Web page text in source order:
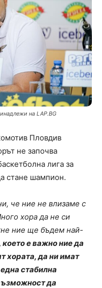
на LAP.BG
Пловдив
не започва
лига за
стане шампион.
че ние не влизаме с
хора да не си
ние ще бъдем най-
е важно ние да
хората, да ни имат
стабилна
да